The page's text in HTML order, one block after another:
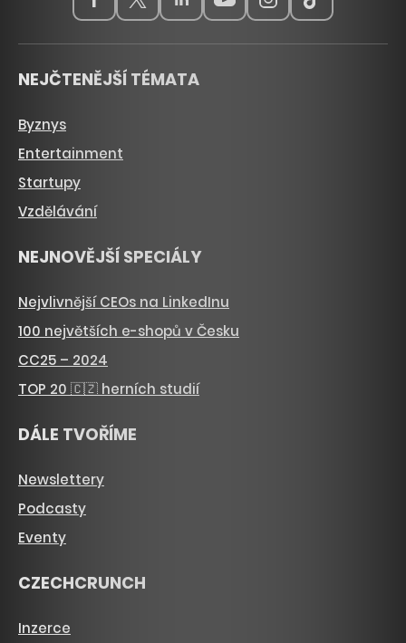
NEJČTENĚJŠÍ TÉMATA
Byznys
Entertainment
Startupy
Vzdělávání
NEJNOVĚJŠÍ SPECIÁLY
Nejvlivnější CEOs na LinkedInu
100 největších e-shopů v Česku
CC25 – 2024
TOP 20 🇨🇿 herních studií
DÁLE TVOŘÍME
Newslettery
Podcasty
Eventy
CZECHCRUNCH
Inzerce